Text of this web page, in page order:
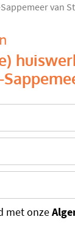
van
met onze